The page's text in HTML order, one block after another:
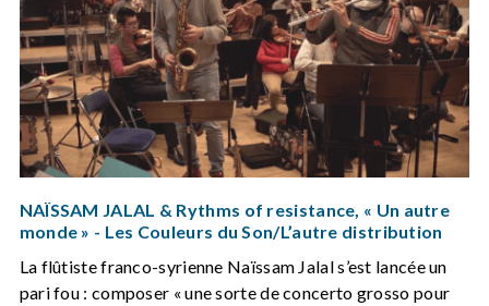
NAÏSSAM JALAL & Rythms of resistance, « Un autre
monde » - Les Couleurs du Son/L’autre distribution
La flûtiste franco-syrienne Naïssam Jalal s’est lancée un
pari fou : composer « une sorte de concerto grosso pour